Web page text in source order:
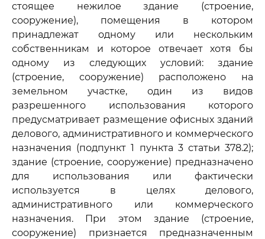
стоящее нежилое здание (строение,
сооружение), помещения в котором
принадлежат одному или нескольким
собственникам и которое отвечает хотя бы
одному из следующих условий: здание
(строение, сооружение) расположено на
земельном участке, один из видов
разрешенного использования которого
предусматривает размещение офисных зданий
делового, административного и коммерческого
назначения (подпункт 1 пункта 3 статьи 378.2);
здание (строение, сооружение) предназначено
для использования или фактически
используется в целях делового,
административного или коммерческого
назначения. При этом здание (строение,
сооружение) признается предназначенным